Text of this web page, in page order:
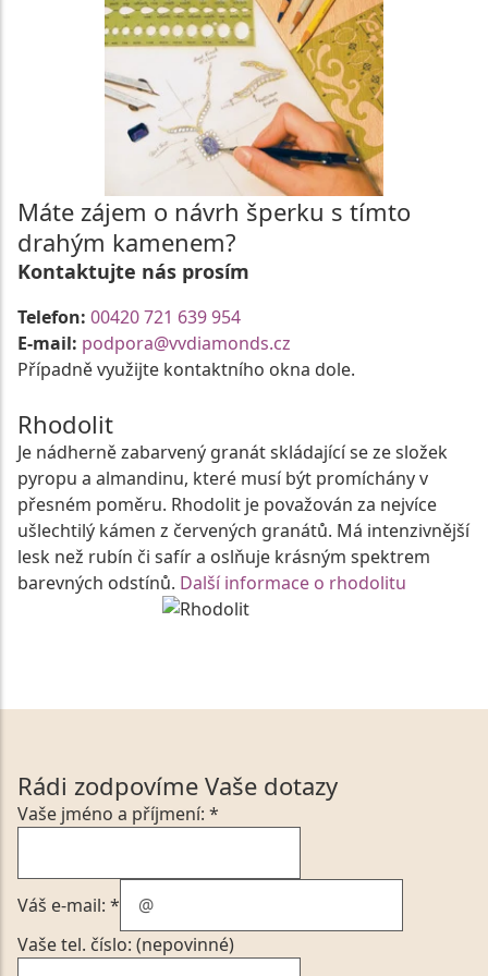
Máte zájem o návrh šperku s tímto
drahým kamenem?
Kontaktujte nás prosím
Telefon: 00420 721 639 954
E-mail: podpora@vvdiamonds.cz
Případně využijte kontaktního okna dole.
Rhodolit
Je nádherně zabarvený granát skládající se ze složek
pyropu a almandinu, které musí být promíchány v
přesném poměru. Rhodolit je považován za nejvíce
ušlechtilý kámen z červených granátů. Má intenzivnější
lesk než rubín či safír a oslňuje krásným spektrem
barevných odstínů. Další informace o rhodolitu
Rádi zodpovíme Vaše dotazy
Vaše jméno a příjmení: *
Váš e-mail: *
Vaše tel. číslo: (nepovinné)